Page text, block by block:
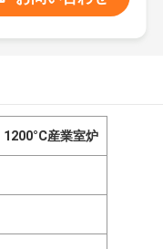
1200°C産業室炉